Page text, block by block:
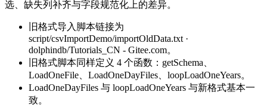
选、缺失列补齐与字段规范化上的差异。
旧格式导入脚本链接为
script/csvImportDemo/importOldData.txt ·
dolphindb/Tutorials_CN - Gitee.com。
旧格式脚本同样定义 4 个函数：getSchema、
LoadOneFile、LoadOneDayFiles、loopLoadOneYears。
LoadOneDayFiles 与 loopLoadOneYears 与新格式基本一
致。